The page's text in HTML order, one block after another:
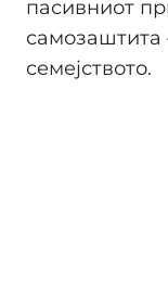
пасивниот
самозаштита
семејството.